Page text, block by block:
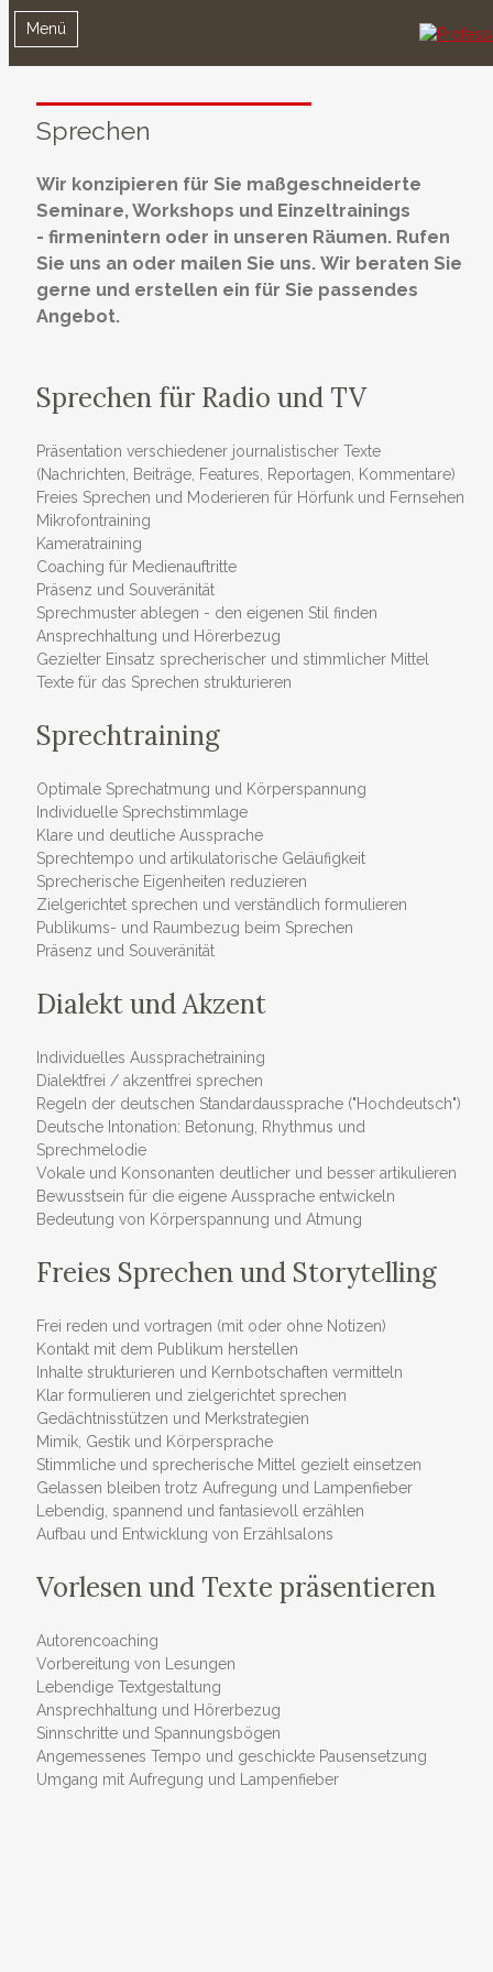
Menü
Sprechen
Wir konzipieren für Sie maßgeschneiderte
Seminare, Workshops und Einzeltrainings
- firmenintern oder in unseren Räumen. Rufen
Sie uns an oder mailen Sie uns. Wir beraten Sie
gerne und erstellen ein für Sie passendes
Angebot.
Sprechen für Radio und TV
Präsentation verschiedener journalistischer Texte
(Nachrichten, Beiträge, Features, Reportagen, Kommentare)
Freies Sprechen und Moderieren für Hörfunk und Fernsehen
Mikrofontraining
Kameratraining
Coaching für Medienauftritte
Präsenz und Souveränität
Sprechmuster ablegen - den eigenen Stil finden
Ansprechhaltung und Hörerbezug
Gezielter Einsatz sprecherischer und stimmlicher Mittel
Texte für das Sprechen strukturieren
Sprechtraining
Optimale Sprechatmung und Körperspannung
Individuelle Sprechstimmlage
Klare und deutliche Aussprache
Sprechtempo und artikulatorische Geläufigkeit
Sprecherische Eigenheiten reduzieren
Zielgerichtet sprechen und verständlich formulieren
Publikums- und Raumbezug beim Sprechen
Präsenz und Souveränität
Dialekt und Akzent
Individuelles Aussprachetraining
Dialektfrei / akzentfrei sprechen
Regeln der deutschen Standardaussprache ("Hochdeutsch")
Deutsche Intonation: Betonung, Rhythmus und
Sprechmelodie
Vokale und Konsonanten deutlicher und besser artikulieren
Bewusstsein für die eigene Aussprache entwickeln
Bedeutung von Körperspannung und Atmung
Freies Sprechen und Storytelling
Frei reden und vortragen (mit oder ohne Notizen)
Kontakt mit dem Publikum herstellen
Inhalte strukturieren und Kernbotschaften vermitteln
Klar formulieren und zielgerichtet sprechen
Gedächtnisstützen und Merkstrategien
Mimik, Gestik und Körpersprache
Stimmliche und sprecherische Mittel gezielt einsetzen
Gelassen bleiben trotz Aufregung und Lampenfieber
Lebendig, spannend und fantasievoll erzählen
Aufbau und Entwicklung von Erzählsalons
Vorlesen und Texte präsentieren
Autorencoaching
Vorbereitung von Lesungen
Lebendige Textgestaltung
Ansprechhaltung und Hörerbezug
Sinnschritte und Spannungsbögen
Angemessenes Tempo und geschickte Pausensetzung
Umgang mit Aufregung und Lampenfieber